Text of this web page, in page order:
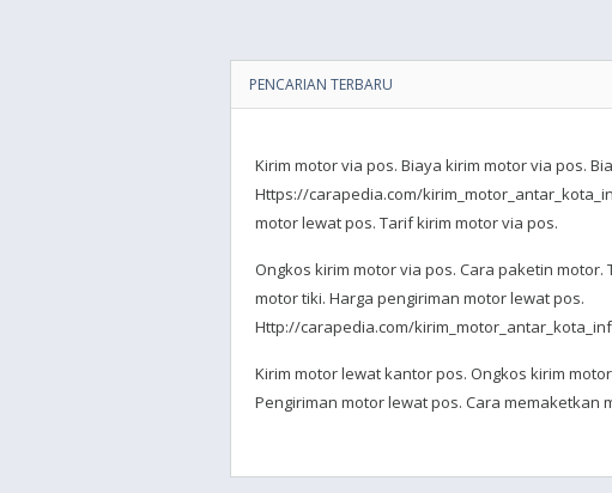
PENCARIAN TERBARU
Kirim motor via pos. Biaya kirim motor via pos.
Https://carapedia.com/
motor lewat pos. Tarif kirim motor via pos.
Ongkos kirim motor via pos. Cara paketin
motor tiki. Harga pengiriman motor lewat pos.
Http://carapedia.com/
Kirim motor lewat kantor pos. Ongkos kirim
Pengiriman motor lewat pos. Cara memaketkan